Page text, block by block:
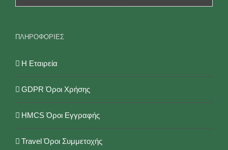
ΠΛΗΡΟΦΟΡΙΕΣ
Η Εταιρεία
GDPR Όροι Χρήσης
HMCS Όροι Εγγραφής
Travel Όροι Συμμετοχής